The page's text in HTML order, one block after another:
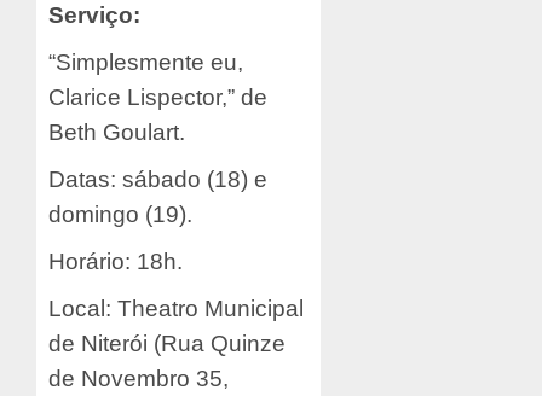
Serviço:
“Simplesmente eu,
Clarice Lispector,” de
Beth Goulart.
Datas: sábado (18) e
domingo (19).
Horário: 18h.
Local: Theatro Municipal
de Niterói (Rua Quinze
de Novembro 35,